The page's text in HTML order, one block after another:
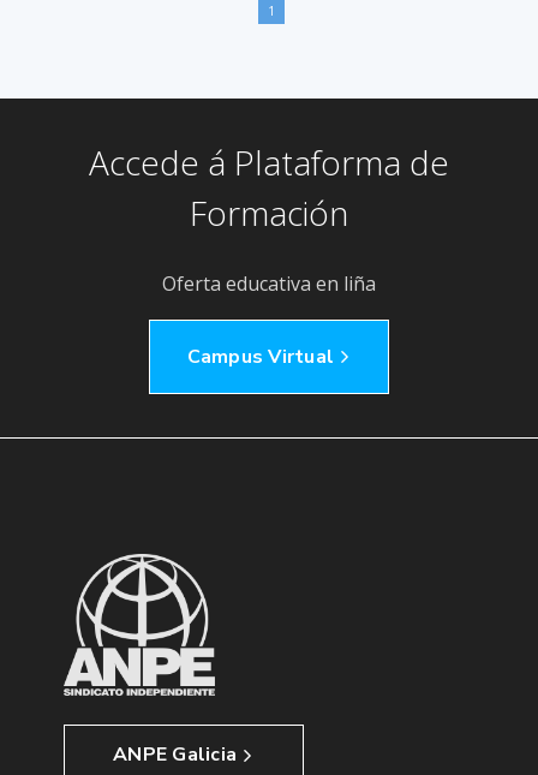
1
Accede á Plataforma de
Formación
Oferta educativa en liña
Campus Virtual
ANPE Galicia